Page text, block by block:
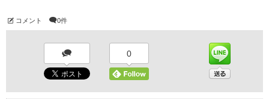
コメント 0件
0